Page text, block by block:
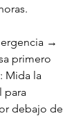
→
primero
Mida la
para
debajo de